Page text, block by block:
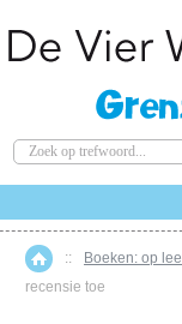
Home
:: Boeken: op
recensie toe